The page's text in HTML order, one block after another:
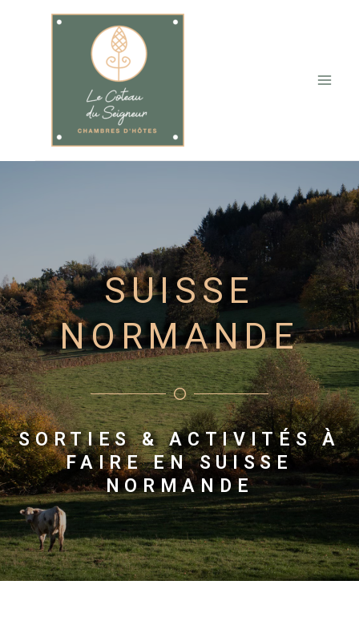
SUISSE
NORMANDE
SORTIES & ACTIVITÉS À
FAIRE EN SUISSE
NORMANDE